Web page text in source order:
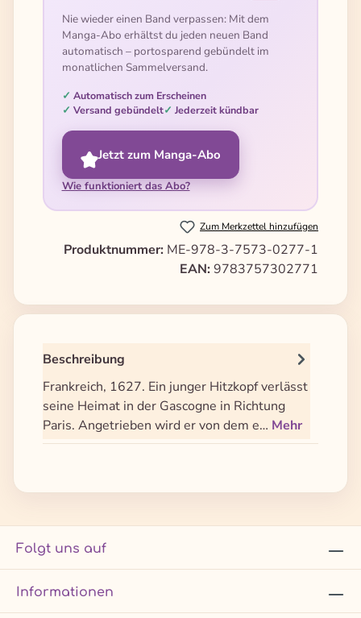
Nie wieder einen Band verpassen: Mit dem
Manga-Abo erhältst du jeden neuen Band
automatisch – portosparend gebündelt im
monatlichen Sammelversand.
Automatisch zum Erscheinen
Versand gebündelt
Jederzeit kündbar
Jetzt zum Manga-Abo
Wie funktioniert das Abo?
Zum Merkzettel hinzufügen
Produktnummer: ME-978-3-7573-0277-1
EAN: 9783757302771
Beschreibung
Frankreich, 1627. Ein junger Hitzkopf verlässt
seine Heimat in der Gascogne in Richtung
Paris. Angetrieben wird er von dem e… Mehr
Folgt uns auf
Informationen